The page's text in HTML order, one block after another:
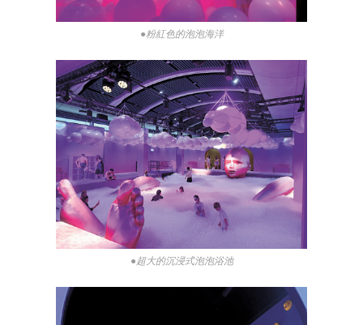
●粉紅色的泡泡海洋
●超大的沉浸式泡泡浴池